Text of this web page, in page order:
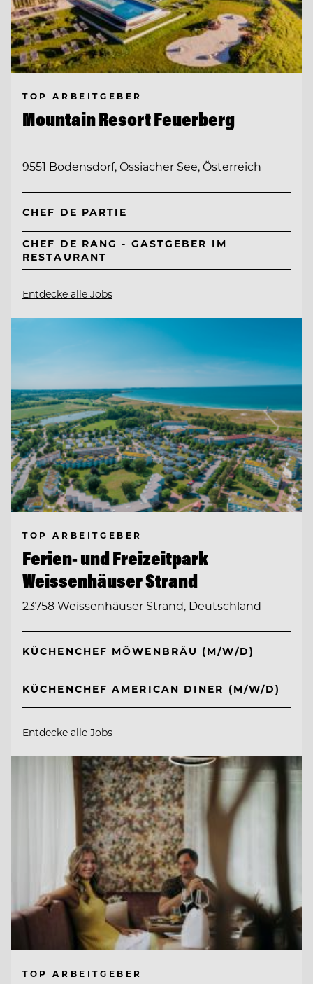
TOP ARBEITGEBER
Mountain Resort Feuerberg
9551 Bodensdorf, Ossiacher See, Österreich
CHEF DE PARTIE
CHEF DE RANG - GASTGEBER IM
RESTAURANT
Entdecke alle Jobs
TOP ARBEITGEBER
Ferien- und Freizeitpark
Weissenhäuser Strand
23758 Weissenhäuser Strand, Deutschland
KÜCHENCHEF MÖWENBRÄU (M/W/D)
KÜCHENCHEF AMERICAN DINER (M/W/D)
Entdecke alle Jobs
TOP ARBEITGEBER